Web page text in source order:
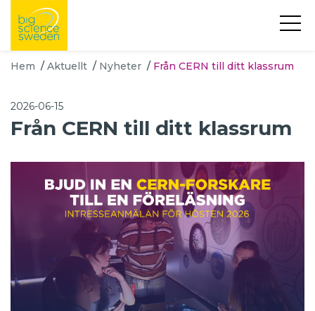
Hem / Aktuellt / Nyheter / Från CERN till ditt klassrum
2026-06-15
Från CERN till ditt klassrum